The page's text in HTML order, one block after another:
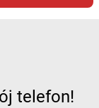
telefon!